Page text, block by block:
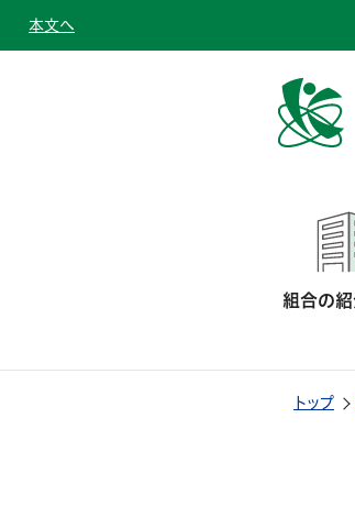
本文へ
組合の
トップ